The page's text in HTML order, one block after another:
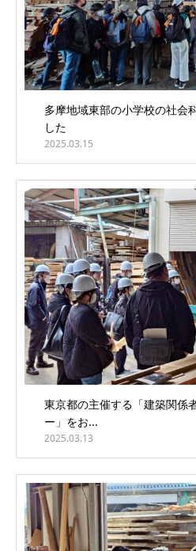
多摩地域東部の小学校の社会
した
2025.03.15
東京都の主催する「建築関係
ー」をお...
2025.03.13